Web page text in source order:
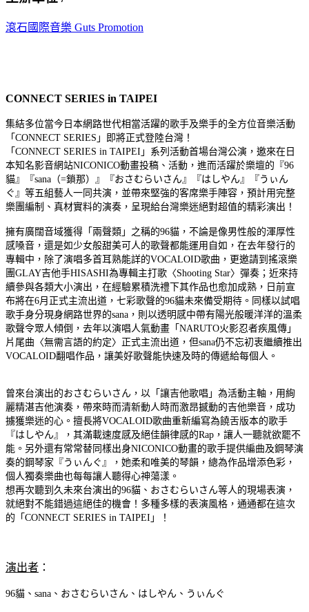
滾石國際音樂 Guts Promotion
CONNECT SERIES in TAIPEI
集結多位當今日本網路世代相當活躍的歌手及樂手的全方位音樂活動
「CONNECT SERIES」即將正式登陸台灣！
「CONNECT SERIES in TAIPEI」系列活動首場台灣公演，邀來在日
本知名影音網站NICONICO動畫投稿、活動，進而活躍於樂壇的『96
貓』『sana（=鎖那）』『おさむらいさん』『はしやん』『うぃん
ぐ』等五組藝人一同共演，並帶來堅強的客席樂手陣容，預計用完整
樂團編制、真材實料的演奏，呈現給台灣樂迷絕對超值的精彩演出！
擁有廣闊音域獲得「兩聲類」之稱的96貓，不論是像男性般的渾厚性
感嗓音，還是如少女般甜美可人的歌聲都能運用自如，在去年發行的
專輯中，除了演唱多首耳熟能詳的VOCALOID歌曲，更邀請到搖滾樂
團GLAY吉他手HISASHI為專輯主打歌〈Shooting Star〉彈奏；近來持
續參與各類大小演出，在經驗累積洗禮下其作品也愈加成熟，日前宣
布將在6月正式主流出道，七彩歌聲的96貓未來備受期待。同樣以試唱
歌手身分現身網路世界的sana，則以透明感中帶有陽光般暖洋洋的溫柔
歌聲令眾人傾倒，去年以演唱人氣動畫「NARUTO火影忍者疾風傳」
片尾曲〈無需言語的約定〉正式主流出道，但sana仍不忘初衷繼續推出
VOCALOID翻唱作品，讓美好歌聲能快速及時的傳遞給每個人。
曾來台演出的おさむらいさん，以「讓吉他歌唱」為活動主軸，用絢
麗精湛吉他演奏，帶來時而清新動人時而激昂撼動的吉他樂音，成功
擄獲樂迷的心。擅長將VOCALOID歌曲重新編寫為饒舌版本的歌手
『はしやん』，其滿載速度感及絕佳韻律感的Rap，讓人一聽就欲罷不
能。另外還有常常替同樣出身NICONICO動畫的歌手提供編曲及鋼琴演
奏的鋼琴家『うぃんぐ』，她柔和唯美的琴韻，總為作品增添色彩，
個人獨奏樂曲也每每讓人聽得心神蕩漾。
想再次聽到久未來台演出的96貓、おさむらいさん等人的現場表演，
就絕對不能錯過這絕佳的機會！多種多樣的表演風格，通通都在這次
的「CONNECT SERIES in TAIPEI」！
演出者 ：
96貓、sana、おさむらいさん、はしやん、うぃんぐ